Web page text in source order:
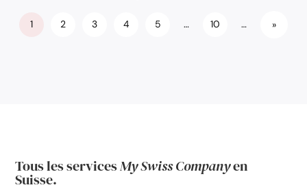
1 2 3 4 5 … 10 … »
Tous les servicesMy Swiss Companyen
Suisse.